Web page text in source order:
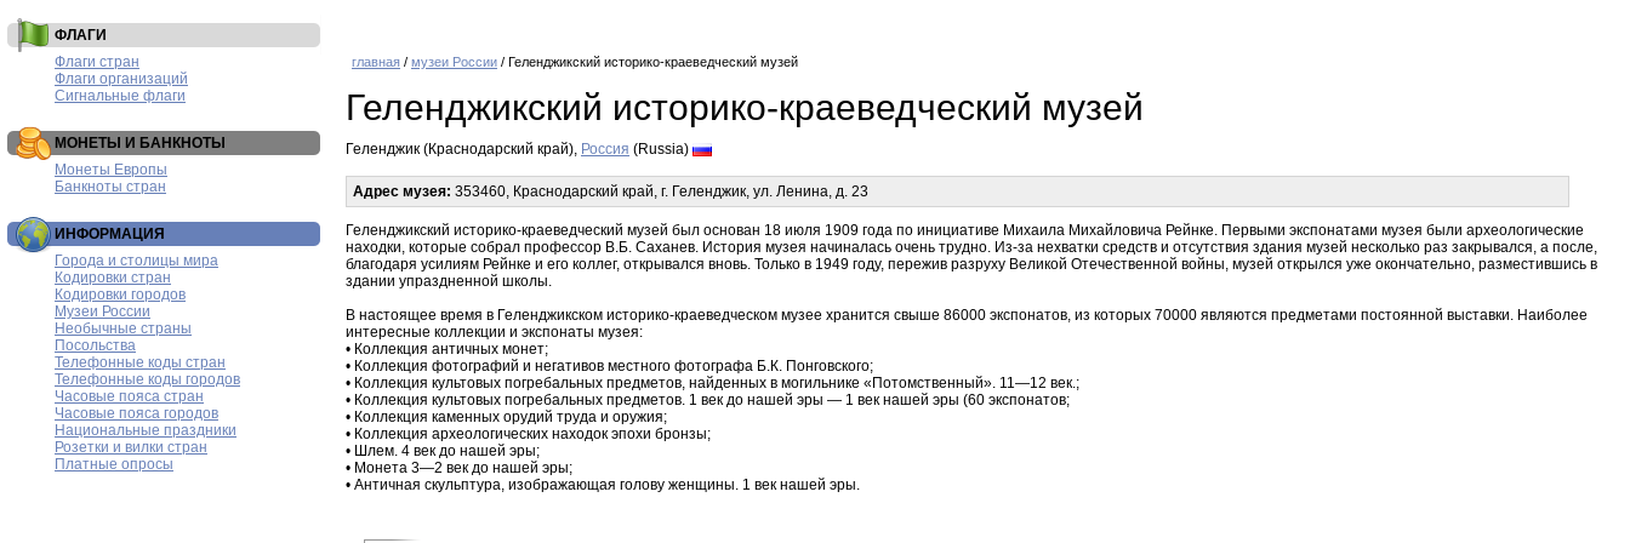
ФЛАГИ
Флаги стран
Флаги организаций
Сигнальные флаги
МОНЕТЫ И БАНКНОТЫ
Монеты Европы
Банкноты стран
ИНФОРМАЦИЯ
Города и столицы мира
Кодировки стран
Кодировки городов
Музеи России
Необычные страны
Посольства
Телефонные коды стран
Телефонные коды городов
Часовые пояса стран
Часовые пояса городов
Национальные праздники
Розетки и вилки стран
Платные опросы
главная / музеи России / Геленджикский историко-краеведческий музей
Геленджикский историко-краеведческий музей
Геленджик (Краснодарский край), Россия (Russia)
Адрес музея: 353460, Краснодарский край, г. Геленджик, ул. Ленина, д. 23
Геленджикский историко-краеведческий музей был основан 18 июля 1909 года по инициативе Михаила Михайловича Рейнке. Первыми экспонатами музея были археологические
находки, которые собрал профессор В.Б. Саханев. История музея начиналась очень трудно. Из-за нехватки средств и отсутствия здания музей несколько раз закрывался, а после,
благодаря усилиям Рейнке и его коллег, открывался вновь. Только в 1949 году, пережив разруху Великой Отечественной войны, музей открылся уже окончательно, разместившись в
здании упраздненной школы.
В настоящее время в Геленджикском историко-краеведческом музее хранится свыше 86000 экспонатов, из которых 70000 являются предметами постоянной выставки. Наиболее
интересные коллекции и экспонаты музея:
• Коллекция античных монет;
• Коллекция фотографий и негативов местного фотографа Б.К. Понговского;
• Коллекция культовых погребальных предметов, найденных в могильнике «Потомственный». 11—12 век.;
• Коллекция культовых погребальных предметов. 1 век до нашей эры — 1 век нашей эры (60 экспонатов;
• Коллекция каменных орудий труда и оружия;
• Коллекция археологических находок эпохи бронзы;
• Шлем. 4 век до нашей эры;
• Монета 3—2 век до нашей эры;
• Античная скульптура, изображающая голову женщины. 1 век нашей эры.